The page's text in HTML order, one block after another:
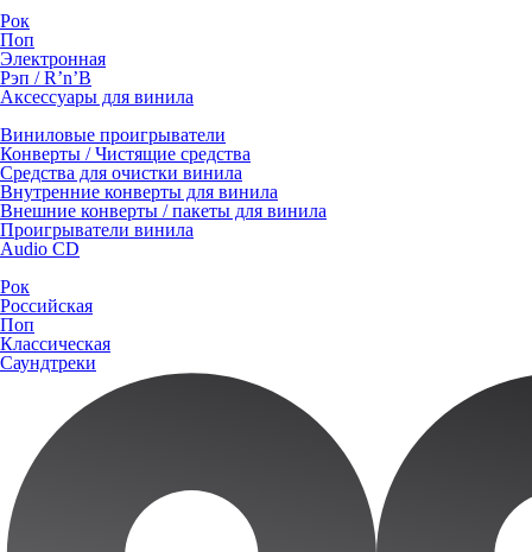
Рок
Поп
Электронная
Рэп / R’n’B
Аксессуары для винила
Виниловые проигрыватели
Конверты / Чистящие средства
Средства для очистки винила
Внутренние конверты для винила
Внешние конверты / пакеты для винила
Проигрыватели винила
Audio CD
Рок
Российская
Поп
Классическая
Саундтреки